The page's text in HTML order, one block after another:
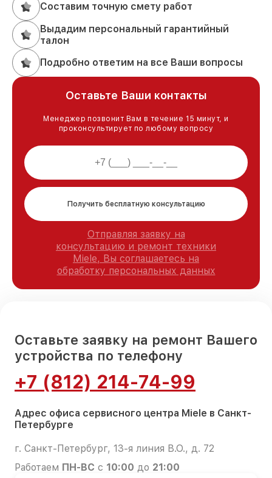
Составим точную смету работ
Выдадим персональный гарантийный
талон
Подробно ответим на все Ваши вопросы
Оставьте Ваши контакты
Менеджер позвонит Вам в течение 15 минут, и
проконсультирует по любому вопросу
Получить бесплатную консультацию
Отправляя заявку на
консультацию и ремонт техники
Miele, Вы соглашаетесь на
обработку персональных данных
Оставьте заявку на ремонт Вашего
устройства по телефону
+7 (812) 214-74-99
Адрес офиса сервисного центра Miele в Санкт-
Петербурге
г. Санкт-Петербург, 13-я линия В.О., д. 72
Работаем ПН-ВС с 10:00 до 21:00